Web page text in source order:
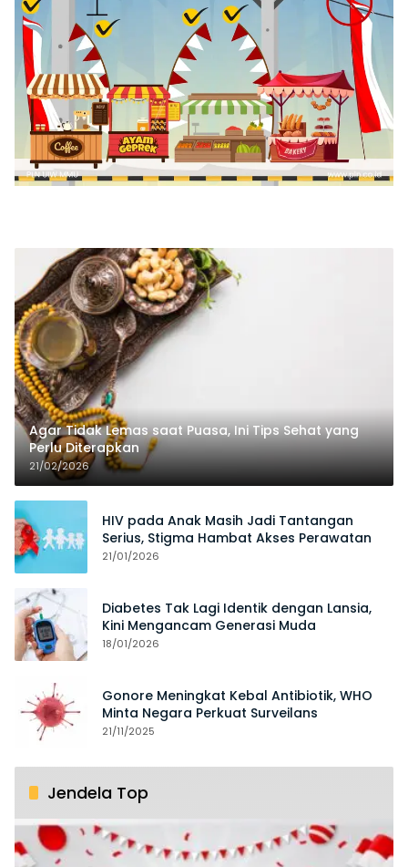
Agar Tidak Lemas saat Puasa, Ini Tips Sehat yang
Perlu Diterapkan
21/02/2026
HIV pada Anak Masih Jadi Tantangan
Serius, Stigma Hambat Akses Perawatan
21/01/2026
Diabetes Tak Lagi Identik dengan Lansia,
Kini Mengancam Generasi Muda
18/01/2026
Gonore Meningkat Kebal Antibiotik, WHO
Minta Negara Perkuat Surveilans
21/11/2025
Jendela Top